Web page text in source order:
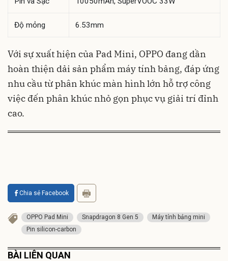
Độ mỏng 6.53mm
Với sự xuất hiện của Pad Mini, OPPO đang dần
hoàn thiện dải sản phẩm máy tính bảng, đáp ứng
nhu cầu từ phân khúc màn hình lớn hỗ trợ công
việc đến phân khúc nhỏ gọn phục vụ giải trí đỉnh
cao.
Chia sẻ Facebook
OPPO Pad Mini Snapdragon 8 Gen 5
Máy tính bảng mini
Pin silicon-carbon
BÀI LIÊN QUAN